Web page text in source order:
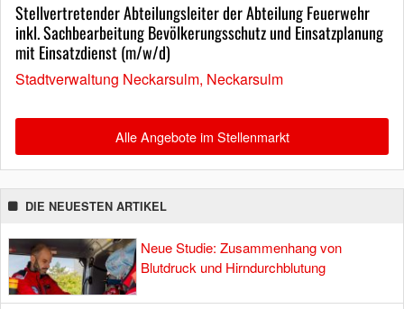
Stellvertretender Abteilungsleiter der Abteilung Feuerwehr
inkl. Sachbearbeitung Bevölkerungsschutz und Einsatzplanung
mit Einsatzdienst (m/w/d)
Stadtverwaltung Neckarsulm, Neckarsulm
Alle Angebote im Stellenmarkt
DIE NEUESTEN ARTIKEL
Neue Studie: Zusammenhang von
Blutdruck und Hirndurchblutung